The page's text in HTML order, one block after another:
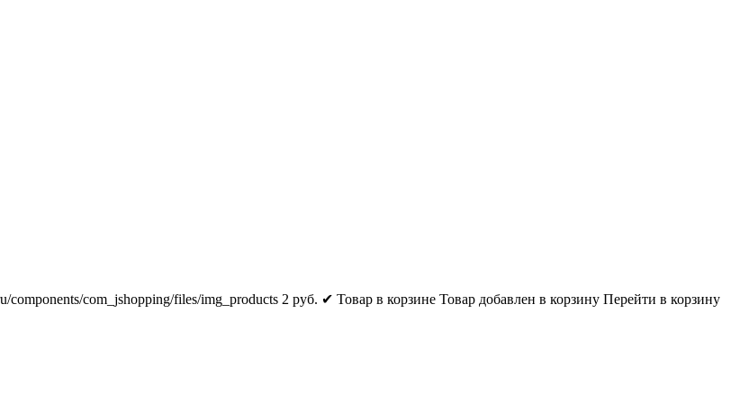
components/com_jshopping/files/img_products 2 руб. ✔ Товар в корзине Товар добавлен в корзину Перейти в корзину